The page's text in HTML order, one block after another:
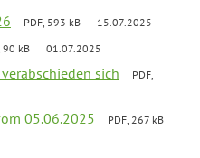
PDF, 593 kB 15.07.2025
90 kB 01.07.2025
sich
PDF,
05.06.2025
PDF, 267 kB